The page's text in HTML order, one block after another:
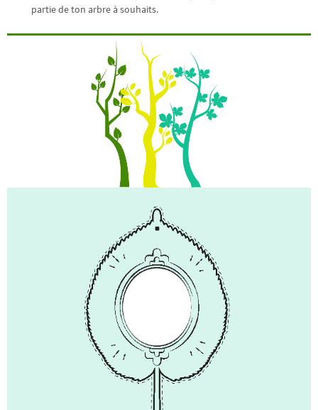
partie de ton arbre à souhaits.